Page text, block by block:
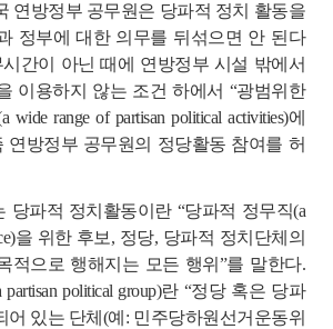
연방정부 공무원은 당파적 정치 활동을
정부에 대한 의무를 뒤섞으면 안 된다
간이 아닌 때에 연방정부 시설 밖에서
이용하지 않는 조건 하에서 “광범위한
range of partisan political activities)에
연방정부 공무원의 정당활동 참여를 허
당파적 정치활동이란 “당파적 정무직(a
을 위한 후보, 정당, 당파적 정치단체의
적으로 행해지는 모든 행위”를 말한다.
political group)란 “정당 혹은 당파
어 있는 단체(예: 민주당하원선거운동위